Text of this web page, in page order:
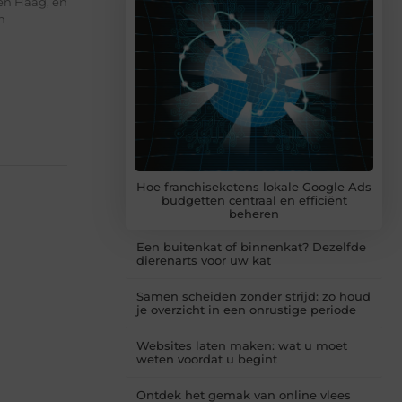
Hoe franchiseketens lokale Google Ads
budgetten centraal en efficiënt
beheren
Een buitenkat of binnenkat? Dezelfde
dierenarts voor uw kat
Samen scheiden zonder strijd: zo houd
je overzicht in een onrustige periode
Websites laten maken: wat u moet
weten voordat u begint
Ontdek het gemak van online vlees